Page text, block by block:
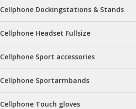
Cellphone Dockingstations & Stands
Cellphone Headset Fullsize
Cellphone Sport accessories
Cellphone Sportarmbands
Cellphone Touch gloves